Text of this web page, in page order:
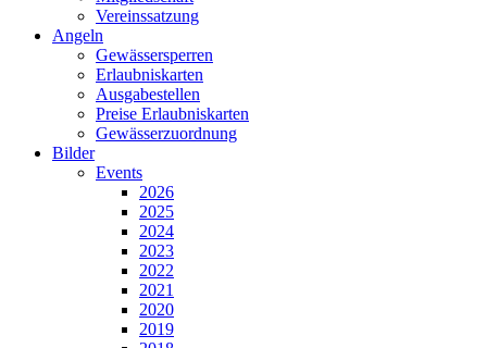
Vereinssatzung
Angeln
Gewässersperren
Erlaubniskarten
Ausgabestellen
Preise Erlaubniskarten
Gewässerzuordnung
Bilder
Events
2026
2025
2024
2023
2022
2021
2020
2019